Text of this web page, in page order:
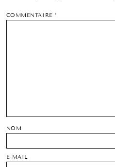
COMMENTAIRE*
NOM
E-MAIL